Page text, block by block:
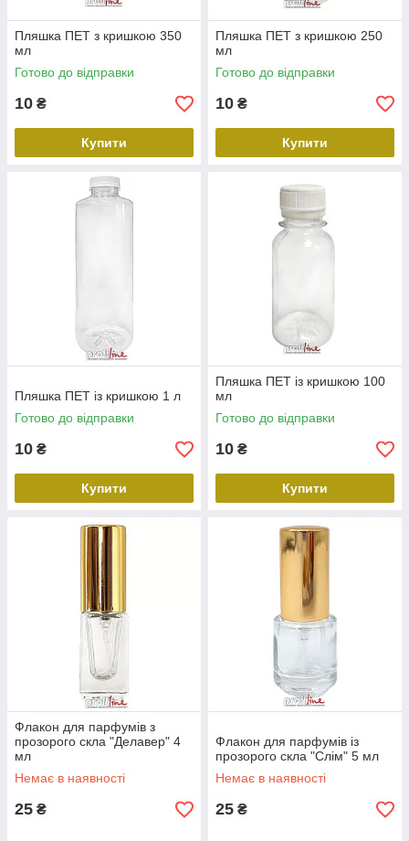
Пляшка ПЕТ з кришкою 350
мл
Готово до відправки
10 ₴
Купити
Пляшка ПЕТ з кришкою 250
мл
Готово до відправки
10 ₴
Купити
Пляшка ПЕТ із кришкою 1 л
Готово до відправки
10 ₴
Купити
Пляшка ПЕТ із кришкою 100
мл
Готово до відправки
10 ₴
Купити
Флакон для парфумів з
прозорого скла "Делавер" 4
мл
Немає в наявності
25 ₴
Флакон для парфумів із
прозорого скла "Слім" 5 мл
Немає в наявності
25 ₴